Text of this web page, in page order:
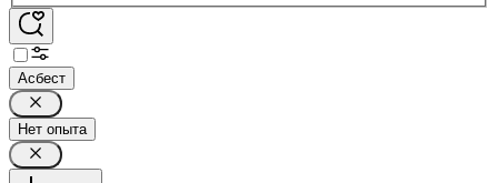
Асбест
Нет опыта